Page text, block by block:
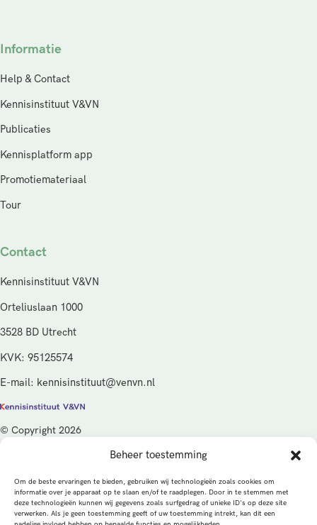
Beheer toestemming
Om de beste ervaringen te bieden, gebruiken wij technologieën zoals cookies om
informatie over je apparaat op te slaan en/of te raadplegen. Door in te stemmen met
deze technologieën kunnen wij gegevens zoals surfgedrag of unieke ID's op deze site
verwerken. Als je geen toestemming geeft of uw toestemming intrekt, kan dit een
Informatie
Help & Contact
Kennisinstituut V&VN
Publicaties
Kennisplatform app
Promotiemateriaal
Tour
Contact
Kennisinstituut V&VN
Orteliuslaan 1000
3528 BD Utrecht
KVK: 95125574
E-mail: kennisinstituut@venvn.nl
© Copyright 2026
De activiteiten van het Kennisinstituut V&VN worden gefinancierd
vanuit de kwaliteitsgelden van het ministerie van Volksgezondheid,
Welzijn en Sport (VWS), beheerd door ZonMw.